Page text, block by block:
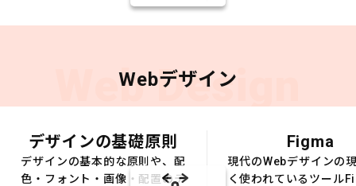
Web Design
Webデザイン
デザインの基礎原則
デザインの基本的な原則や、配
色・フォント・画像・配置のテ
Figma
現代のWebデザインの
く使われているツール